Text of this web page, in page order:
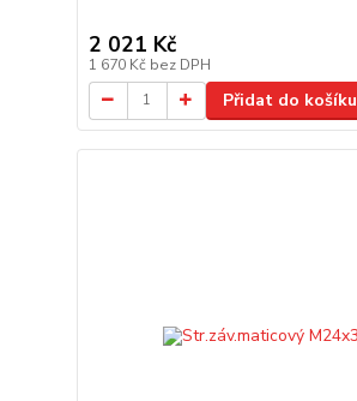
2 021 Kč
1 670 Kč bez DPH
Přidat do košíku